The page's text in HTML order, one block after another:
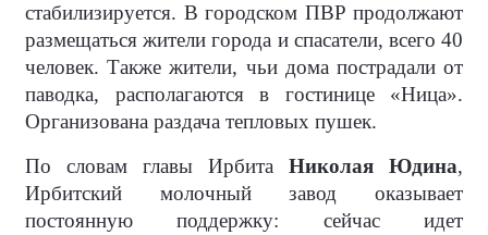
стабилизируется. В городском ПВР продолжают
размещаться жители города и спасатели, всего 40
человек. Также жители, чьи дома пострадали от
паводка, располагаются в гостинице «Ница».
Организована раздача тепловых пушек.
По словам главы Ирбита Николая Юдина,
Ирбитский молочный завод оказывает
постоянную поддержку: сейчас идет